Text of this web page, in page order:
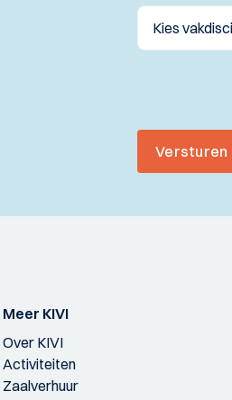
Versturen
Meer KIVI
Over KIVI
Activiteiten
Zaalverhuur